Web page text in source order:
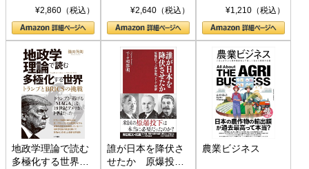
¥2,860（税込） ¥2,640（税込）
ト S 039)¥1,210（税込）
地政学理論で読む
多極化する世界：
誰が日本を降伏さ
せたか 原爆投
農業ビジネス